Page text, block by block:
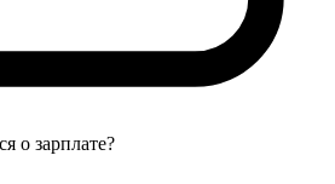
о зарплате?